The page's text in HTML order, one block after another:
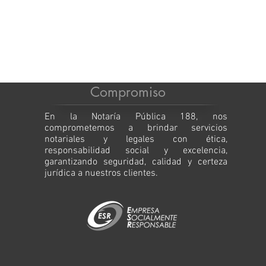
Compromiso
En la Notaría Pública 188, nos
comprometemos a brindar servicios
notariales y legales con ética,
responsabilidad social y excelencia,
garantizando seguridad, calidad y certeza
jurídica a nuestros clientes.